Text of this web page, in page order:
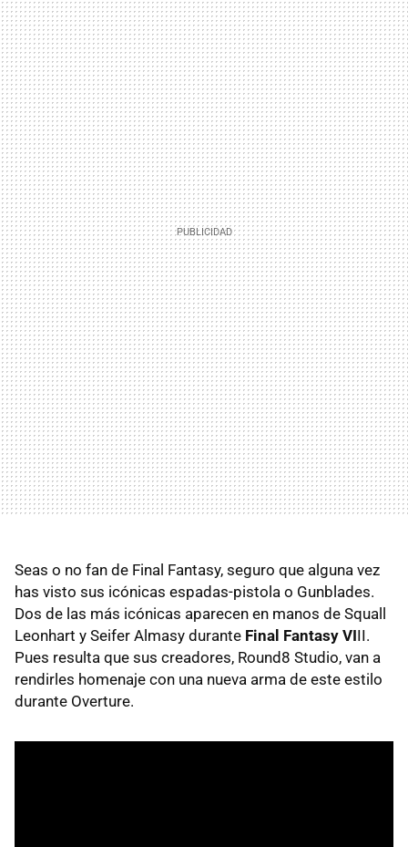
Seas o no fan de Final Fantasy, seguro que alguna vez
has visto sus icónicas espadas-pistola o Gunblades.
Dos de las más icónicas aparecen en manos de Squall
Leonhart y Seifer Almasy durante Final Fantasy VIII.
Pues resulta que sus creadores, Round8 Studio, van a
rendirles homenaje con una nueva arma de este estilo
durante Overture.